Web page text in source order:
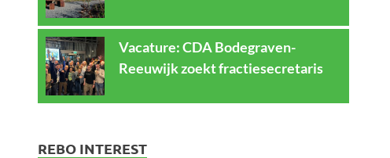
Vacature: CDA Bodegraven-
Reeuwijk zoekt fractiesecretaris
REBO INTEREST